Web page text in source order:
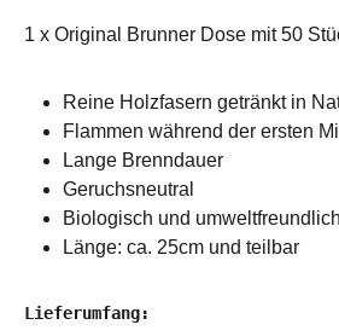
1 x Original Brunner Dose mit 50
Reine Holzfasern getränkt in
Flammen während der ersten
Lange Brenndauer
Geruchsneutral
Biologisch und umweltfreundlich
Länge: ca. 25cm und teilbar
Lieferumfang: